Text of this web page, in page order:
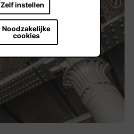
Zelf instellen
Noodzakelijke
cookies